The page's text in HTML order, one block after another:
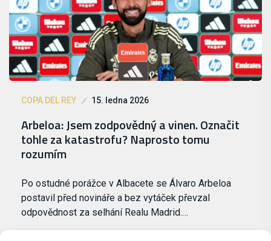
COPA DEL REY 15. ledna 2026
Arbeloa: Jsem zodpovědný a vinen. Označit
tohle za katastrofu? Naprosto tomu
rozumím
Po ostudné porážce v Albacete se Álvaro Arbeloa
postavil před novináře a bez vytáček převzal
odpovědnost za selhání Realu Madrid.…